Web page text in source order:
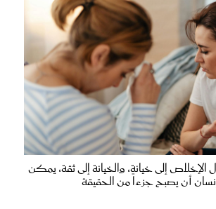
إلى خيانة، والخيانة إلى ثقة، يمكن
أن يصبح جزءاً من الحقيقة